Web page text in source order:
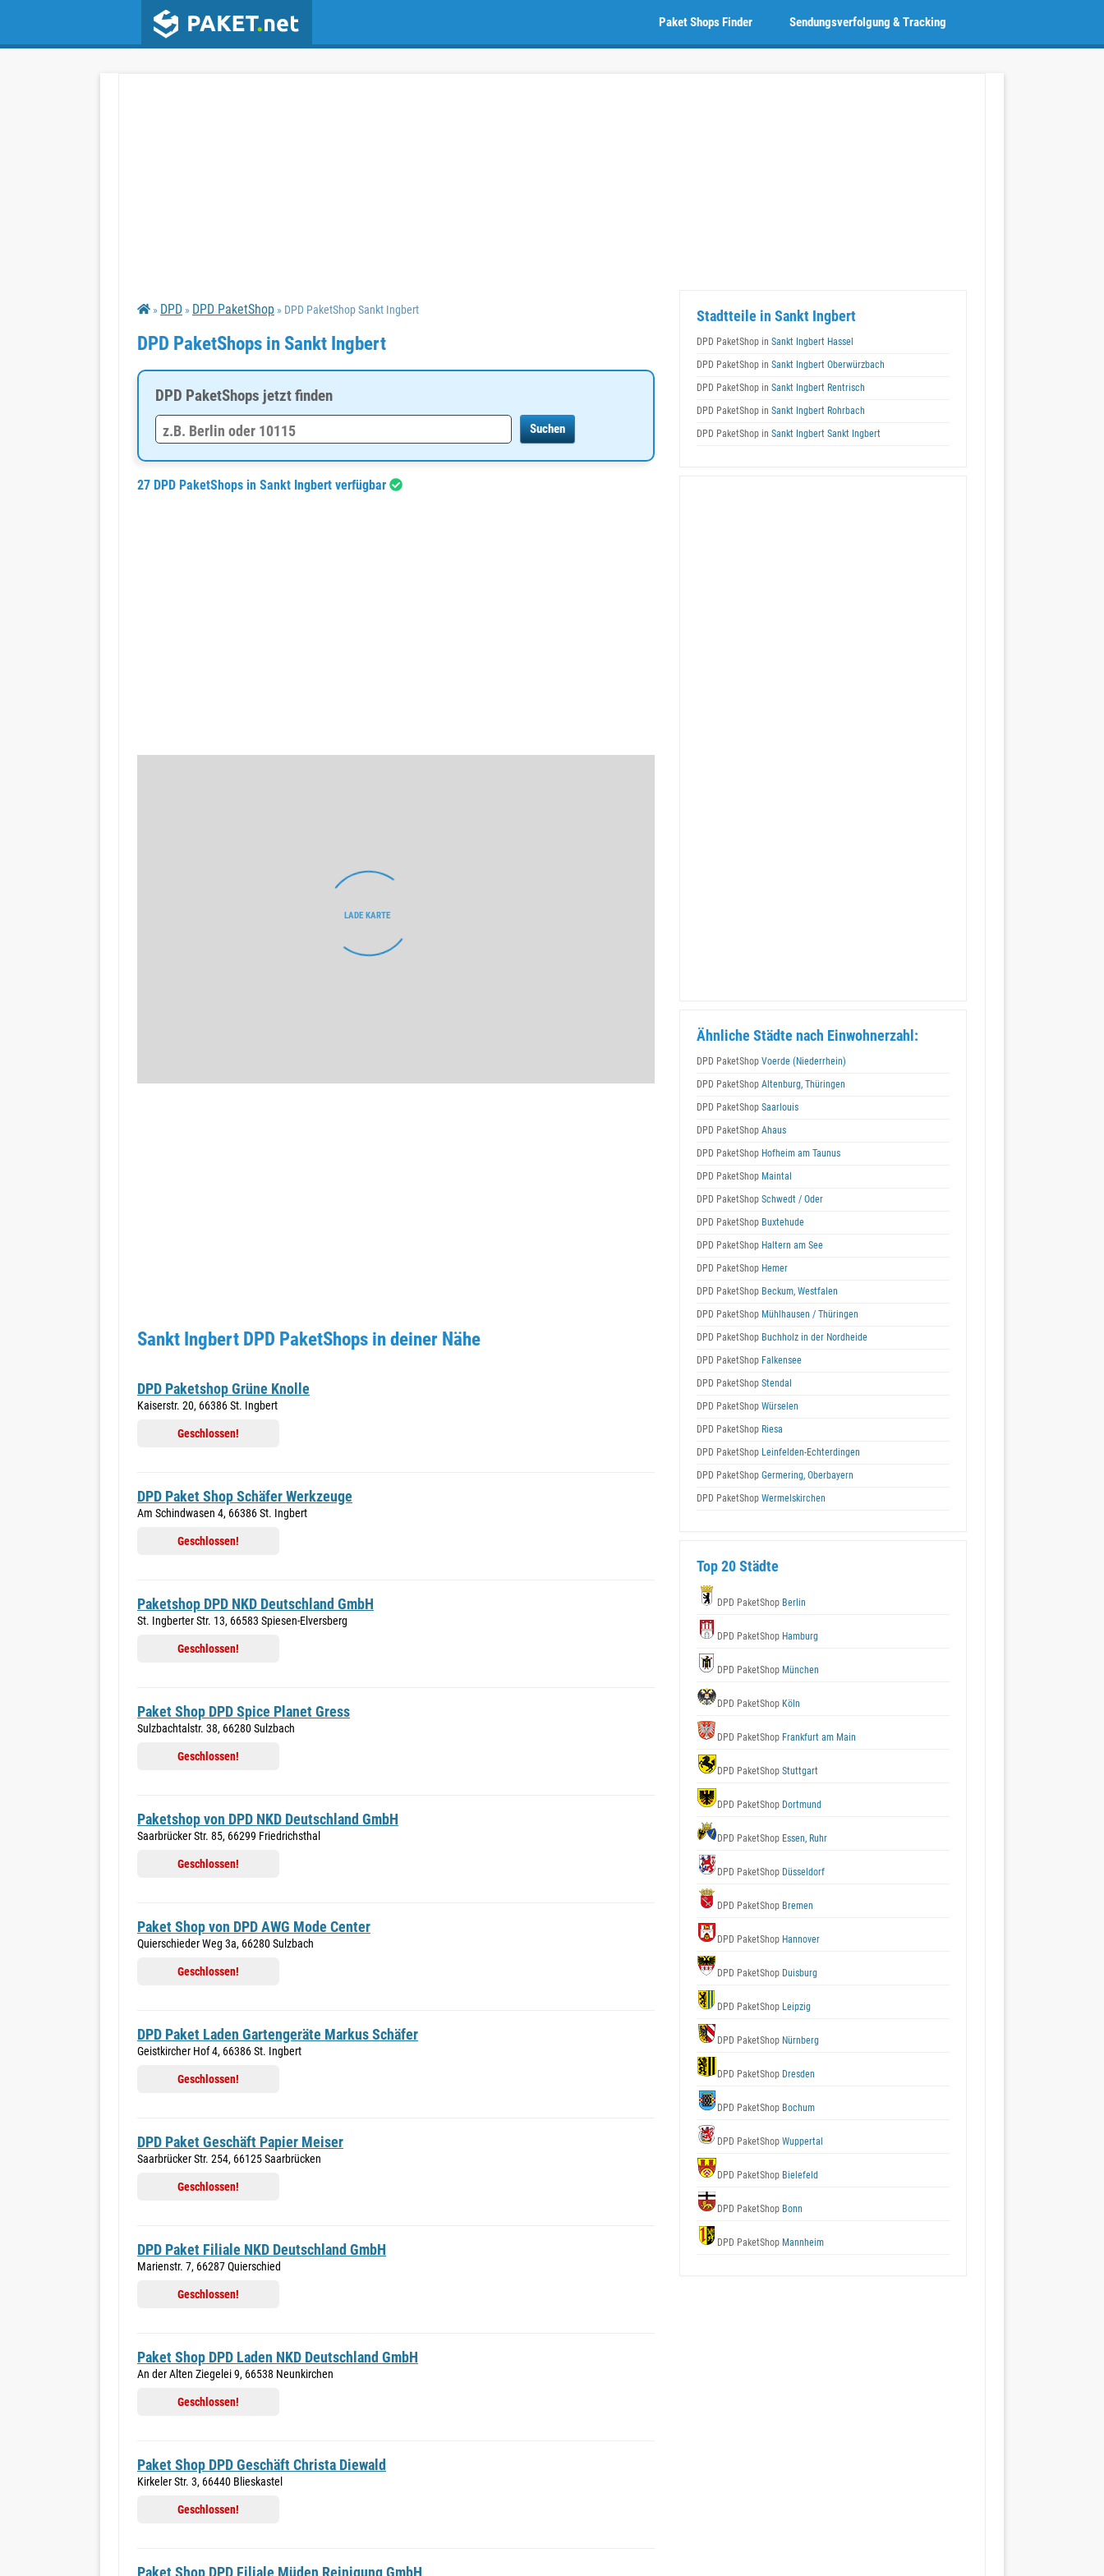
Sendungsverfolgung & Tracking
Paket Shops Finder
» DPD » DPD PaketShop » DPD PaketShop Sankt Ingbert
DPD PaketShops in Sankt Ingbert
DPD PaketShops jetzt finden
27 DPD PaketShops in Sankt Ingbert verfügbar
Sankt Ingbert DPD PaketShops in deiner Nähe
DPD Paketshop Grüne Knolle
Kaiserstr. 20, 66386 St. Ingbert
Geschlossen!
DPD Paket Shop Schäfer Werkzeuge
Am Schindwasen 4, 66386 St. Ingbert
Geschlossen!
Paketshop DPD NKD Deutschland GmbH
St. Ingberter Str. 13, 66583 Spiesen-Elversberg
Geschlossen!
Paket Shop DPD Spice Planet Gress
Sulzbachtalstr. 38, 66280 Sulzbach
Geschlossen!
Paketshop von DPD NKD Deutschland GmbH
Saarbrücker Str. 85, 66299 Friedrichsthal
Geschlossen!
Paket Shop von DPD AWG Mode Center
Quierschieder Weg 3a, 66280 Sulzbach
Geschlossen!
DPD Paket Laden Gartengeräte Markus Schäfer
Geistkircher Hof 4, 66386 St. Ingbert
Geschlossen!
DPD Paket Geschäft Papier Meiser
Saarbrücker Str. 254, 66125 Saarbrücken
Geschlossen!
DPD Paket Filiale NKD Deutschland GmbH
Marienstr. 7, 66287 Quierschied
Geschlossen!
Paket Shop DPD Laden NKD Deutschland GmbH
An der Alten Ziegelei 9, 66538 Neunkirchen
Geschlossen!
Paket Shop DPD Geschäft Christa Diewald
Kirkeler Str. 3, 66440 Blieskastel
Geschlossen!
Paket Shop DPD Filiale Müden Reinigung GmbH
Stadtteile in Sankt Ingbert
DPD PaketShop in Sankt Ingbert Hassel
DPD PaketShop in Sankt Ingbert Oberwürzbach
DPD PaketShop in Sankt Ingbert Rentrisch
DPD PaketShop in Sankt Ingbert Rohrbach
DPD PaketShop in Sankt Ingbert Sankt Ingbert
Ähnliche Städte nach Einwohnerzahl:
DPD PaketShop Voerde (Niederrhein)
DPD PaketShop Altenburg, Thüringen
DPD PaketShop Saarlouis
DPD PaketShop Ahaus
DPD PaketShop Hofheim am Taunus
DPD PaketShop Maintal
DPD PaketShop Schwedt / Oder
DPD PaketShop Buxtehude
DPD PaketShop Haltern am See
DPD PaketShop Hemer
DPD PaketShop Beckum, Westfalen
DPD PaketShop Mühlhausen / Thüringen
DPD PaketShop Buchholz in der Nordheide
DPD PaketShop Falkensee
DPD PaketShop Stendal
DPD PaketShop Würselen
DPD PaketShop Riesa
DPD PaketShop Leinfelden-Echterdingen
DPD PaketShop Germering, Oberbayern
DPD PaketShop Wermelskirchen
Top 20 Städte
DPD PaketShop Berlin
DPD PaketShop Hamburg
DPD PaketShop München
DPD PaketShop Köln
DPD PaketShop Frankfurt am Main
DPD PaketShop Stuttgart
DPD PaketShop Dortmund
DPD PaketShop Essen, Ruhr
DPD PaketShop Düsseldorf
DPD PaketShop Bremen
DPD PaketShop Hannover
DPD PaketShop Duisburg
DPD PaketShop Leipzig
DPD PaketShop Nürnberg
DPD PaketShop Dresden
DPD PaketShop Bochum
DPD PaketShop Wuppertal
DPD PaketShop Bielefeld
DPD PaketShop Bonn
DPD PaketShop Mannheim